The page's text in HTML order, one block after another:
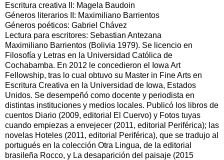
Escritura creativa II: Magela Baudoin
Géneros literarios II: Maximiliano Barrientos
Géneros poéticos: Gabriel Chávez
Lectura para escritores: Sebastian Antezana
Maximiliano Barrientos (Bolivia 1979). Se licencio en
Filosofía y Letras en la Universidad Católica de
Cochabamba. En 2012 le concedieron el Iowa Art
Fellowship, tras lo cual obtuvo su Master in Fine Arts en
Escritura Creativa en la Universidad de Iowa, Estados
Unidos. Se desempeñó como docente y periodista en
distintas instituciones y medios locales. Publicó los libros de
cuentos Diario (2009, editorial El Cuervo) y Fotos tuyas
cuando empiezas a envejecer (2011, editorial Periférica); las
novelas Hoteles (2011, editorial Periférica), que se tradujo al
portugués en la colección Otra Lingua, de la editorial
brasileña Rocco, y La desaparición del paisaje (2015